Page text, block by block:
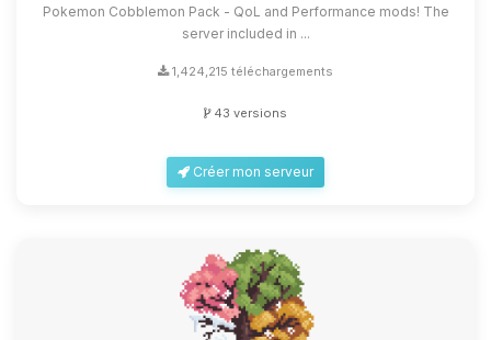
Pokemon Cobblemon Pack - QoL and Performance mods! The
server included in ...
1,424,215 téléchargements
43 versions
Créer mon serveur